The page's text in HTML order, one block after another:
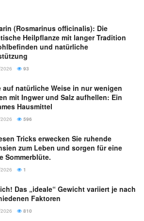
(Rosmarinus officinalis): Die
Heilpflanze mit langer Tradition
und natürliche
93
auf natürliche Weise in nur wenigen
mit Ingwer und Salz aufhellen: Ein
Hausmittel
596
Tricks erwecken Sie ruhende
zum Leben und sorgen für eine
Sommerblüte.
1
Das „ideale“ Gewicht variiert je nach
Faktoren
810